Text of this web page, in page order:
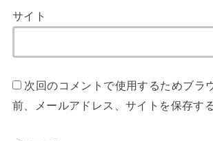
サイト
次回のコメントで使用するためブラ
前、メールアドレス、サイトを保存する